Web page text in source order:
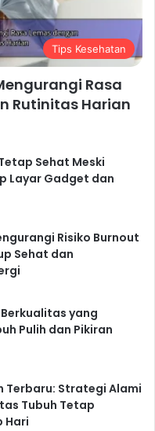
Tips Kesehatan
Rasa
Rutinitas Harian
Sehat Meski
Layar Gadget dan
Risiko Burnout
Sehat dan
yang
Pulih dan Pikiran
Terbaru: Strategi Alami
Tubuh Tetap
Hari